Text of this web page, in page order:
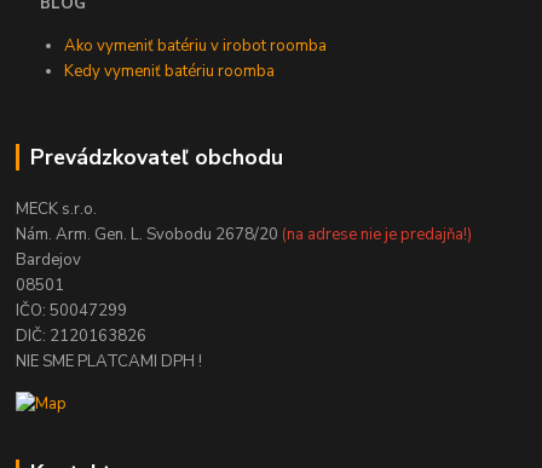
Ako vymeniť batériu v irobot roomba
Kedy vymeniť batériu roomba
Prevádzkovateľ obchodu
MECK s.r.o.
Nám. Arm. Gen. L. Svobodu 2678/20 (na adrese nie je predajňa!)
Bardejov
08501
IČO: 50047299
DIČ: 2120163826
NIE SME PLATCAMI DPH !